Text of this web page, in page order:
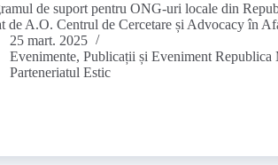
de suport pentru ONG-uri locale din
de A.O. Centrul de Cercetare și Advocacy în
25 mart. 2025
Evenimente, Publicații și Eveniment Republica
Parteneriatul Estic